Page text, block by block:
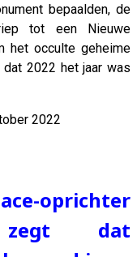
bepaalden, de
tot een Nieuwe
het occulte geheime
2022 het jaar was
2022
oprichter
dat